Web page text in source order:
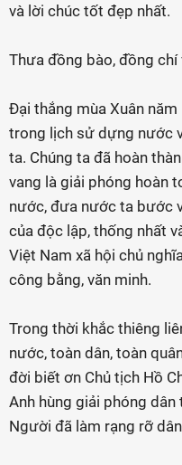
và lời chúc tốt đẹp nhất.
Thưa đồng bào, đồng chí
Đại thắng mùa Xuân
trong lịch sử dựng nước
ta. Chúng ta đã hoàn
vang là giải phóng hoàn
nước, đưa nước ta bước
của độc lập, thống nhất
Việt Nam xã hội chủ
công bằng, văn minh.
Trong thời khắc thiêng
nước, toàn dân, toàn
đời biết ơn Chủ tịch Hồ
Anh hùng giải phóng dân
Người đã làm rạng rỡ